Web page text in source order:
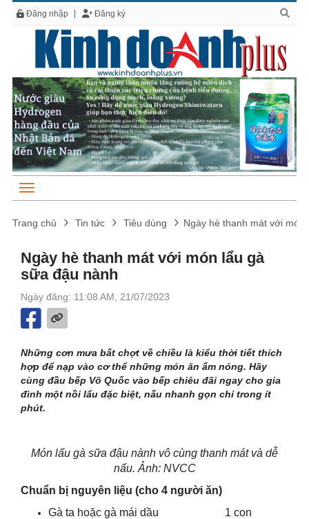
Đăng nhập Đăng ký
Trang chủ Tin tức Tiêu dùng Ngày hè thanh mát với
Ngày hè thanh mát với món lẩu gà
sữa đậu nành
Ngày đăng: 11:08 AM, 21/07/2023
Những cơn mưa bất chợt về chiều là kiểu thời tiết thích
hợp để nạp vào cơ thể những món ăn ấm nóng. Hãy
cùng đầu bếp Võ Quốc vào bếp chiêu đãi ngay cho gia
đình một nồi lẩu đặc biệt, nấu nhanh gọn chỉ trong ít
phút.
Món lẩu gà sữa đậu nành vô cùng thanh mát và dễ
nấu. Ảnh: NVCC
Chuẩn bị nguyên liệu (cho 4 người ăn)
Gà ta hoặc gà mái dầu 1 con